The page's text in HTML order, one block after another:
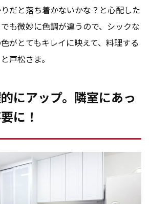
だと落ち着かないかな？と心配した
も微妙に色調が違うので、シックな
がとてもキレイに映えて、料理する
戸松さま。
にアップ。隣室にあっ
に！